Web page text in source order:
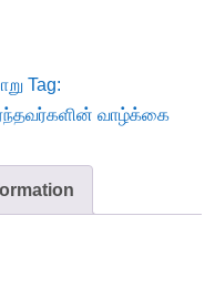
Tag:
வாழ்க்கை